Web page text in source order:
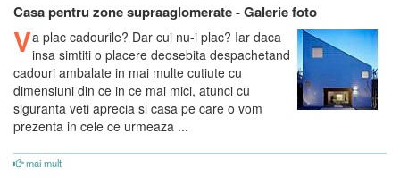
Casa pentru zone supraaglomerate - Galerie foto
Va plac cadourile? Dar cui nu-i plac? Iar daca
insa simtiti o placere deosebita despachetand
cadouri ambalate in mai multe cutiute cu
dimensiuni din ce in ce mai mici, atunci cu
siguranta veti aprecia si casa pe care o vom
prezenta in cele ce urmeaza ...
mai mult